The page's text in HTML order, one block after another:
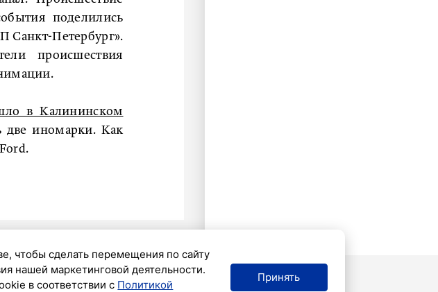
поделились
Санкт-Петербург».
происшествия
в Калининском
две иномарки. Как
чтобы сделать перемещения по сайту
нашей маркетинговой деятельности.
в соответствии с Политикой
Принять